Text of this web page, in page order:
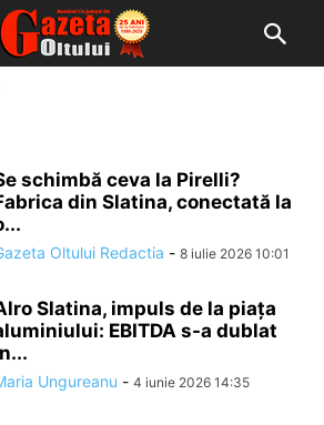
schimbă ceva la Pirelli?
din Slatina, conectată la
Oltului Redactia - 8 iulie 2026 10:01
Slatina, impuls de la piața
EBITDA s-a dublat
Ungureanu - 4 iunie 2026 14:35